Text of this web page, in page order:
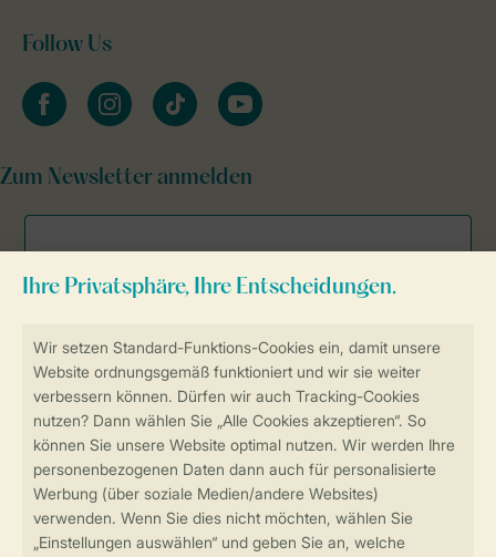
Sicherstellung Deiner Privatsphäre
Sicher und schnell zur Online-Buchung
Sichere Datenübertragung
Sicheres Bezahlen
Follow Us
facebookinstagramtiktok youtube
Zum Newsletter anmelden